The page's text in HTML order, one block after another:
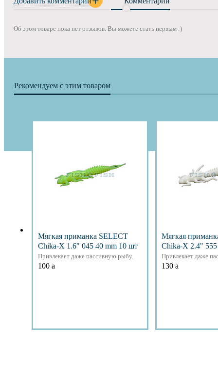
Об этом товаре пока нет отзывов. Вы можете стать первым :)
Рекомендуем с этим товаром
Мягкая приманка SELECT
Chika-X 1.6" 045 40 mm 10 шт
Привлекает даже пассивную рыбу.
100 a
Мягкая
Chika-X 2.4"
Привлекает даже
130 a